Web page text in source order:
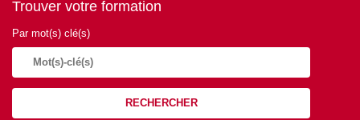
Trouver votre formation
Par mot(s) clé(s)
RECHERCHER